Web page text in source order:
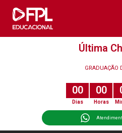
Última
GRADUAÇÃO
00
Dias
00
Horas